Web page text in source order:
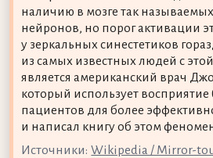
наличию в мозге так
нейронов, но порог активации
у зеркальных синестетиков
из самых известных людей с
является американский врач
который использует восприятие
пациентов для более
и написал книгу об этом
Источники: Wikipedia / Mirror-